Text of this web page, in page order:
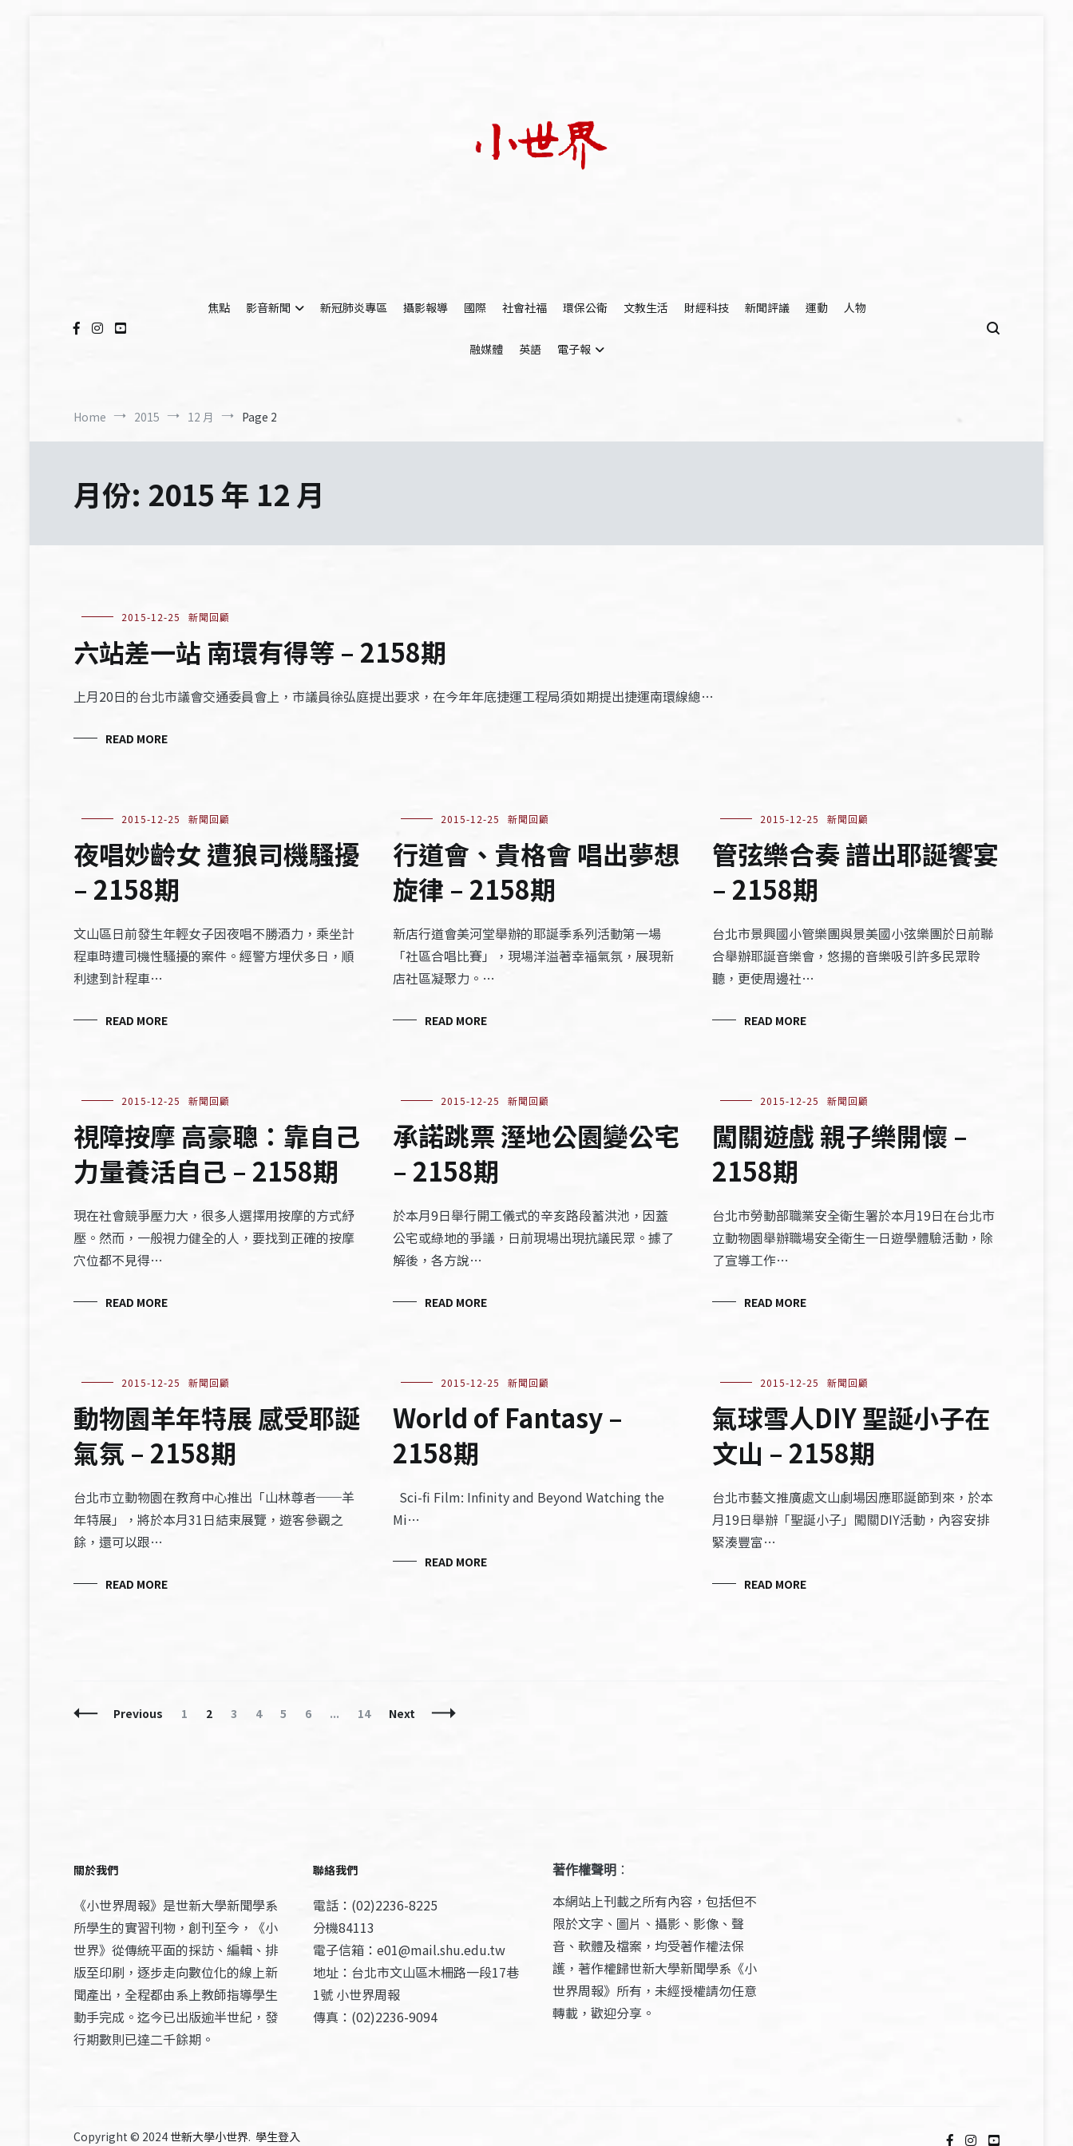
焦點
影音新聞 新冠肺炎專區 攝影報導 國際 社會社福 環保公衛 文教生活 財經科技 新聞評議 運動 人物
融媒體 英語 電子報
Home 2015 12 月 Page 2
月份: 2015 年 12 月
2015-12-25 新聞回顧
六站差一站 南環有得等 – 2158期
上月20日的台北市議會交通委員會上，市議員徐弘庭提出要求，在今年年底捷運工程局須如期提出捷運南環線總…
READ MORE
2015-12-25 新聞回顧
夜唱妙齡女 遭狼司機騷擾
– 2158期
文山區日前發生年輕女子因夜唱不勝酒力，乘坐計
程車時遭司機性騷擾的案件。經警方埋伏多日，順
利逮到計程車…
READ MORE
2015-12-25 新聞回顧
行道會、貴格會 唱出夢想
旋律 – 2158期
新店行道會美河堂舉辦的耶誕季系列活動第一場
「社區合唱比賽」，現場洋溢著幸福氣氛，展現新
店社區凝聚力。…
READ MORE
2015-12-25 新聞回顧
管弦樂合奏 譜出耶誕饗宴
– 2158期
台北市景興國小管樂團與景美國小弦樂團於日前聯
合舉辦耶誕音樂會，悠揚的音樂吸引許多民眾聆
聽，更使周邊社…
READ MORE
2015-12-25 新聞回顧
視障按摩 高豪聰：靠自己
力量養活自己 – 2158期
現在社會競爭壓力大，很多人選擇用按摩的方式紓
壓。然而，一般視力健全的人，要找到正確的按摩
穴位都不見得…
READ MORE
2015-12-25 新聞回顧
承諾跳票 溼地公園變公宅
– 2158期
於本月9日舉行開工儀式的辛亥路段蓄洪池，因蓋
公宅或綠地的爭議，日前現場出現抗議民眾。據了
解後，各方說…
READ MORE
2015-12-25 新聞回顧
闖關遊戲 親子樂開懷 –
2158期
台北市勞動部職業安全衛生署於本月19日在台北市
立動物園舉辦職場安全衛生一日遊學體驗活動，除
了宣導工作…
READ MORE
2015-12-25 新聞回顧
動物園羊年特展 感受耶誕
氣氛 – 2158期
台北市立動物園在教育中心推出「山林尊者──羊
年特展」，將於本月31日結束展覽，遊客參觀之
餘，還可以跟…
READ MORE
2015-12-25 新聞回顧
World of Fantasy –
2158期
Sci-fi Film: Infinity and Beyond Watching the
Mi…
READ MORE
2015-12-25 新聞回顧
氣球雪人DIY 聖誕小子在
文山 – 2158期
台北市藝文推廣處文山劇場因應耶誕節到來，於本
月19日舉辦「聖誕小子」闖關DIY活動，內容安排
緊湊豐富…
READ MORE
Posts
Previous Page
1 Page
2 Page
3 Page
4 Page
5 Page
6 ... Page
14 Next
關於我們
《小世界周報》是世新大學新聞學系
所學生的實習刊物，創刊至今，《小
世界》從傳統平面的採訪、編輯、排
版至印刷，逐步走向數位化的線上新
聞產出，全程都由系上教師指導學生
動手完成。迄今已出版逾半世紀，發
行期數則已達二千餘期。
聯絡我們
電話：(02)2236-8225
分機84113
電子信箱：e01@mail.shu.edu.tw
地址：台北市文山區木柵路一段17巷
1號 小世界周報
傳真：(02)2236-9094
著作權聲明 ：
本網站上刊載之所有內容，包括但不
限於文字、圖片、攝影、影像、聲
音、軟體及檔案，均受著作權法保
護，著作權歸世新大學新聞學系《小
世界周報》所有，未經授權請勿任意
轉載，歡迎分享。
Copyright © 2024 世新大學小世界. 學生登入